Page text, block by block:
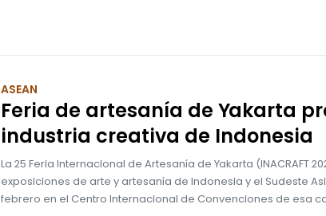
ASEAN
Feria de artesanía de Yakarta
industria creativa de Indonesia
La 25 Feria Internacional de Artesanía de Yakarta (INACRAFT
exposiciones de arte y artesanía de Indonesia y el Sudeste
febrero en el Centro Internacional de Convenciones de esa